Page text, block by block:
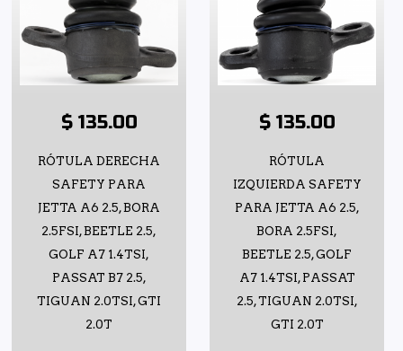
$ 135.00
RÓTULA DERECHA
SAFETY PARA
JETTA A6 2.5, BORA
2.5FSI, BEETLE 2.5,
GOLF A7 1.4TSI,
PASSAT B7 2.5,
TIGUAN 2.0TSI, GTI
2.0T
$ 135.00
RÓTULA
IZQUIERDA SAFETY
PARA JETTA A6 2.5,
BORA 2.5FSI,
BEETLE 2.5, GOLF
A7 1.4TSI, PASSAT
2.5, TIGUAN 2.0TSI,
GTI 2.0T